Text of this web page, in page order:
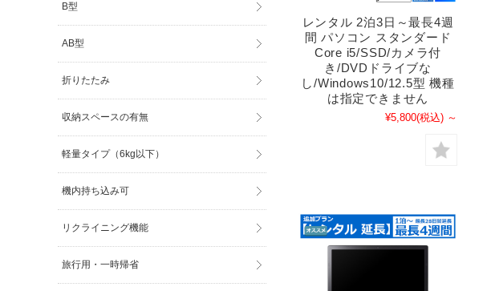
レンタル 2泊3日～最長4週
間 パソコン スタンダード
Core i5/SSD/カメラ付
き/DVDドライブな
し/Windows10/12.5型 機種
は指定できません
¥5,800(税込) ～
B型
AB型
折りたたみ
収納スペースの有無
軽量タイプ（6kg以下）
機内持ち込み可
リクライニング機能
旅行用・一時帰省